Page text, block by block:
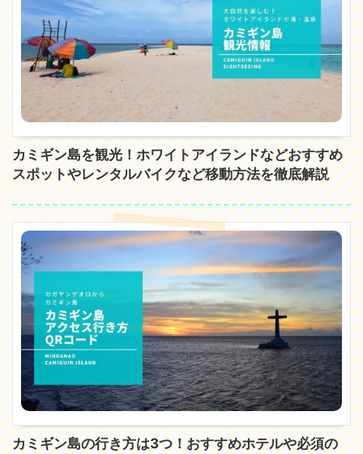
カミギン島を観光！ホワイトアイランドなどおすすめ
スポットやレンタルバイクなど移動方法を徹底解説
カミギン島の行き方は3つ！おすすめホテルや必須の